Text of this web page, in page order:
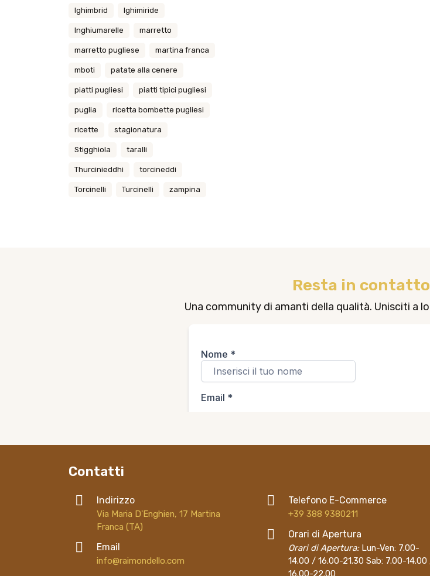
Ighimbrid Ighimiride
Inghiumarelle marretto
marretto pugliese martina franca
mboti patate alla cenere
piatti pugliesi piatti tipici pugliesi
puglia ricetta bombette pugliesi
ricette stagionatura
Stigghiola taralli
Thurcinieddhi torcineddi
Torcinelli Turcinelli zampina
Resta in
Una community di amanti della qualità. Unisciti a
Contatti
Indirizzo
Via Maria D'Enghien, 17 Martina
Franca (TA)
Email
info@raimondello.com
Telefono E-Commerce
+39 388 9380211
Orari di Apertura
Orari di Apertura:Lun-Ven: 7.00-
14.00 / 16.00-21.30 Sab: 7.00-
16.00-22.00